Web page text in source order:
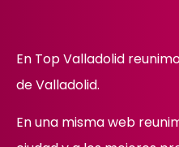
En Top Valladolid
de Valladolid.
En una misma web